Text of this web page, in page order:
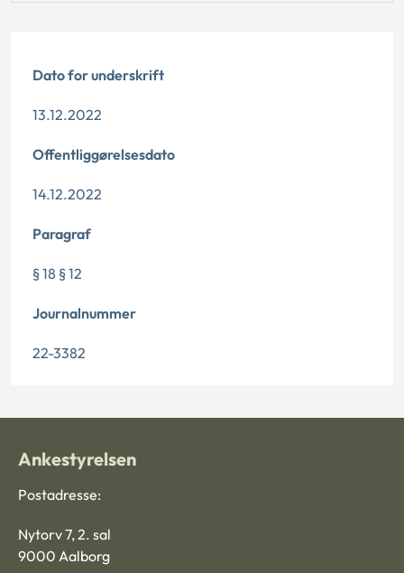
Dato for underskrift
13.12.2022
Offentliggørelsesdato
14.12.2022
Paragraf
§ 18 § 12
Journalnummer
22-3382
Ankestyrelsen
Postadresse:
Nytorv 7, 2. sal
9000 Aalborg